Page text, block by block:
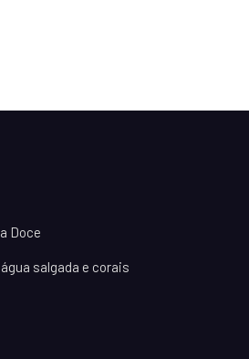
Doce
salgada e corais